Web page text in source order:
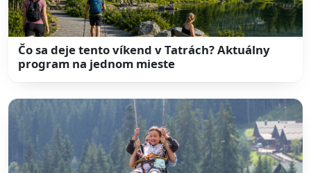
Čo sa deje tento víkend v Tatrách? Aktuálny
program na jednom mieste